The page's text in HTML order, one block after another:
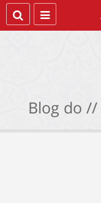
Blog do //